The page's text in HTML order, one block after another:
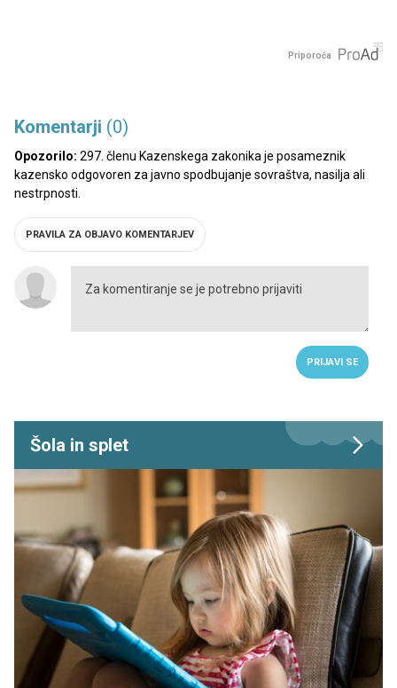
Priporoča
Komentarji (0)
Opozorilo: 297. členu Kazenskega zakonika je posameznik
kazensko odgovoren za javno spodbujanje sovraštva, nasilja ali
nestrpnosti.
PRAVILA ZA OBJAVO KOMENTARJEV
PRIJAVI SE
Šola in splet